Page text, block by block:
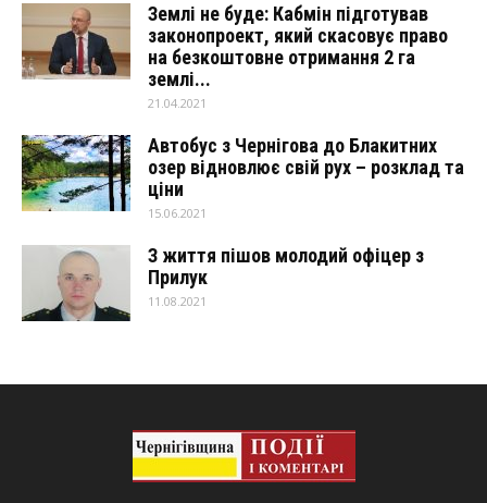
Землі не буде: Кабмін підготував
законопроект, який скасовує право
на безкоштовне отримання 2 га
землі...
21.04.2021
Автобус з Чернігова до Блакитних
озер відновлює свій рух – розклад та
ціни
15.06.2021
З життя пішов молодий офіцер з
Прилук
11.08.2021